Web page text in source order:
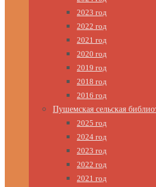
2023 год
2022 год
2021 год
2020 год
2019 год
2018 год
2016 год
Пушемская сельская
2025 год
2024 год
2023 год
2022 год
2021 год